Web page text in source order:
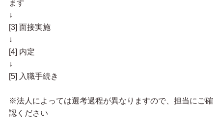
ます
↓
[3] 面接実施
↓
[4] 内定
↓
[5] 入職手続き
※法人によっては選考過程が異なりますので、担当にご確
認ください